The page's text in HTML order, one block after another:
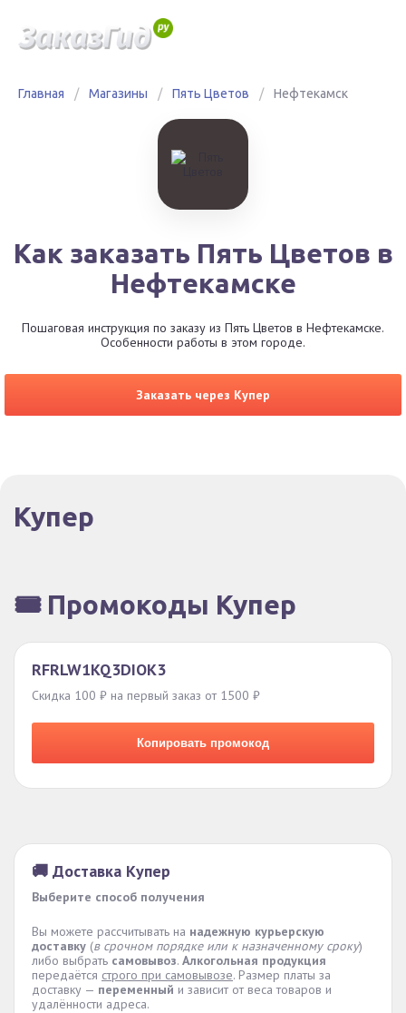
Главная / Магазины / Пять Цветов / Нефтекамск
Как заказать Пять Цветов в
Нефтекамске
Пошаговая инструкция по заказу из Пять Цветов в Нефтекамске.
Особенности работы в этом городе.
Заказать через Купер
Купер
🎟️ Промокоды Купер
RFRLW1KQ3DIOK3
Скидка 100 ₽ на первый заказ от 1500 ₽
Копировать промокод
🚚 Доставка Купер
Выберите способ получения
Вы можете рассчитывать на надежную курьерскую
доставку (в срочном порядке или к назначенному сроку)
либо выбрать самовывоз. Алкогольная продукция
передаётся строго при самовывозе. Размер платы за
доставку — переменный и зависит от веса товаров и
удалённости адреса.